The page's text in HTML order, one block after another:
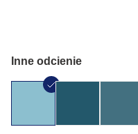
Inne odcienie